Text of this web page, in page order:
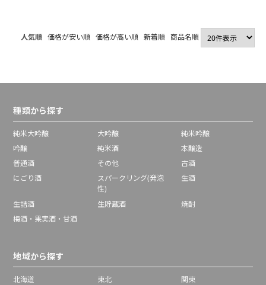
人気順 価格が安い順 価格が高い順 新着順 商品名順
種類から探す
純米大吟醸 大吟醸
純米吟醸
吟醸
純米酒
本醸造
普通酒
その他
古酒
にごり酒
スパークリング(発泡
性)
生酒
生詰酒 生貯蔵酒
焼酎
梅酒・果実酒・甘酒
地域から探す
北海道 東北
関東